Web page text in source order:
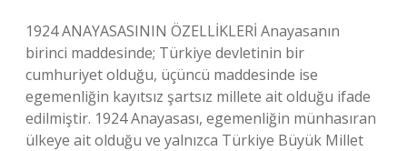
1924 ANAYASASININ ÖZELLİKLERİ Anayasanın
birinci maddesinde; Türkiye devletinin bir
cumhuriyet olduğu, üçüncü maddesinde ise
egemenliğin kayıtsız şartsız millete ait olduğu ifade
edilmiştir. 1924 Anayasası, egemenliğin münhasıran
ülkeye ait olduğu ve yalnızca Türkiye Büyük Millet